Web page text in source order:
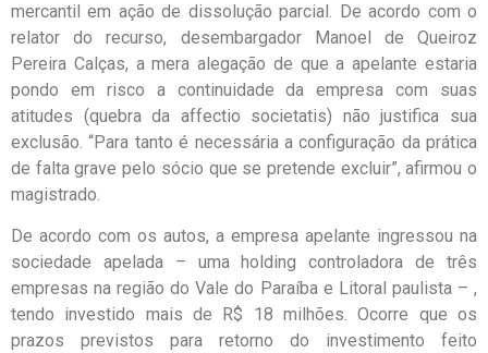
mercantil em ação de dissolução parcial. De acordo com o
relator do recurso, desembargador Manoel de Queiroz
Pereira Calças, a mera alegação de que a apelante estaria
pondo em risco a continuidade da empresa com suas
atitudes (quebra da affectio societatis) não justifica sua
exclusão. “Para tanto é necessária a configuração da prática
de falta grave pelo sócio que se pretende excluir”, afirmou o
magistrado.
De acordo com os autos, a empresa apelante ingressou na
sociedade apelada – uma holding controladora de três
empresas na região do Vale do Paraíba e Litoral paulista – ,
tendo investido mais de R$ 18 milhões. Ocorre que os
prazos previstos para retorno do investimento feito